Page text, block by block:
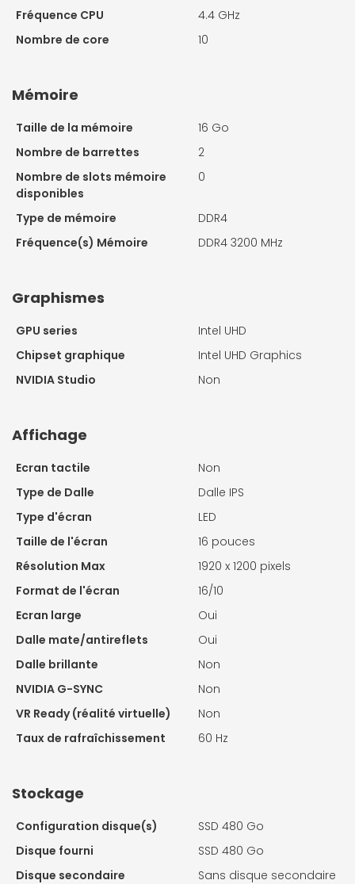
Fréquence CPU
4.4 GHz
Nombre de core
10
Mémoire
Taille de la mémoire
16 Go
Nombre de barrettes
2
Nombre de slots mémoire
disponibles
0
Type de mémoire
DDR4
Fréquence(s) Mémoire
DDR4 3200 MHz
Graphismes
GPU series
Intel UHD
Chipset graphique
Intel UHD Graphics
NVIDIA Studio
Non
Affichage
Ecran tactile
Non
Type de Dalle
Dalle IPS
Type d'écran
LED
Taille de l'écran
16 pouces
Résolution Max
1920 x 1200 pixels
Format de l'écran
16/10
Ecran large
Oui
Dalle mate/antireflets
Oui
Dalle brillante
Non
NVIDIA G-SYNC
Non
VR Ready (réalité virtuelle)
Non
Taux de rafraîchissement
60 Hz
Stockage
Configuration disque(s)
SSD 480 Go
Disque fourni
SSD 480 Go
Disque secondaire
Sans disque secondaire